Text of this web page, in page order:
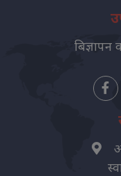
बिज्ञापन